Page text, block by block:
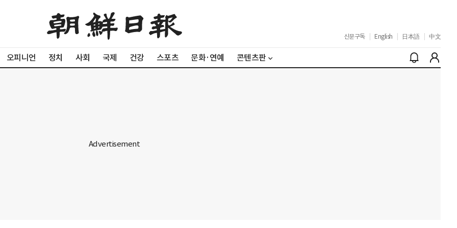
신문구독 English 日本語 中文
오피니언 정치 사회 국제 건강 스포츠 문화·연예 콘텐츠판